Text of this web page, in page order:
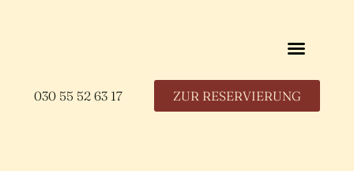
030 55 52 63 17 ZUR RESERVIERUNG